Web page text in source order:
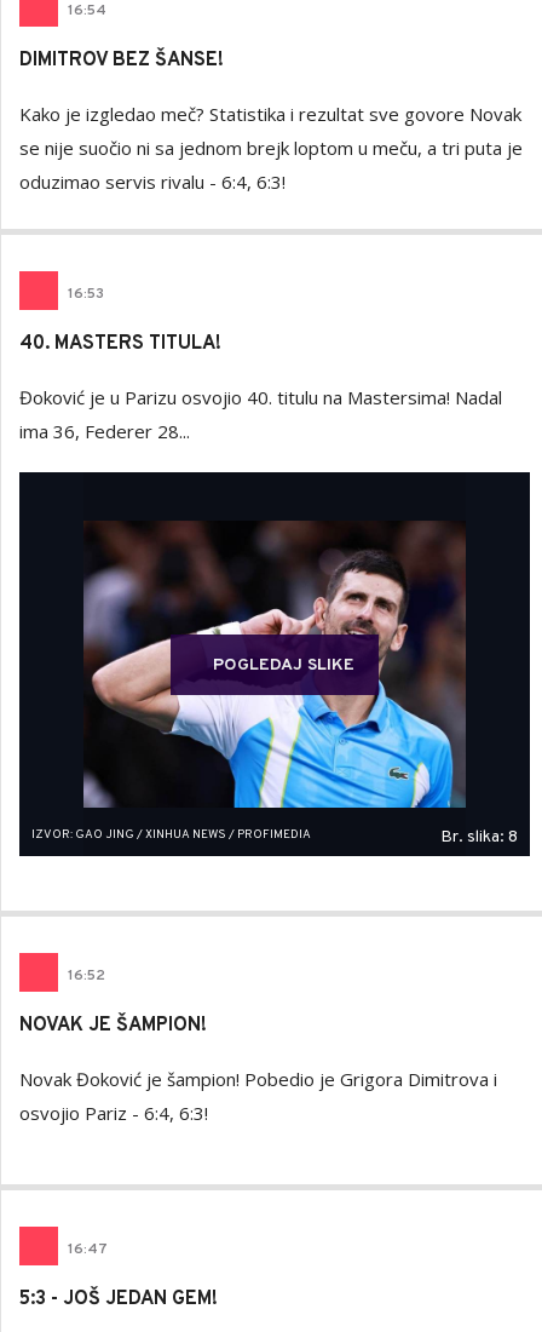
16:54
DIMITROV BEZ ŠANSE!
Kako je izgledao meč? Statistika i rezultat sve govore Novak
se nije suočio ni sa jednom brejk loptom u meču, a tri puta je
oduzimao servis rivalu - 6:4, 6:3!
16:53
40. MASTERS TITULA!
Đoković je u Parizu osvojio 40. titulu na Mastersima! Nadal
ima 36, Federer 28...
POGLEDAJ SLIKE
IZVOR: GAO JING / XINHUA NEWS / PROFIMEDIA Br. slika: 8
16:52
NOVAK JE ŠAMPION!
Novak Đoković je šampion! Pobedio je Grigora Dimitrova i
osvojio Pariz - 6:4, 6:3!
16:47
5:3 - JOŠ JEDAN GEM!